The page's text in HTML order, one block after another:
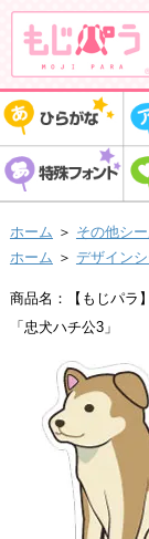
ホーム ＞ その他シ
ホーム ＞ デザイン
商品名：【もじパラ
「忠犬ハチ公3」